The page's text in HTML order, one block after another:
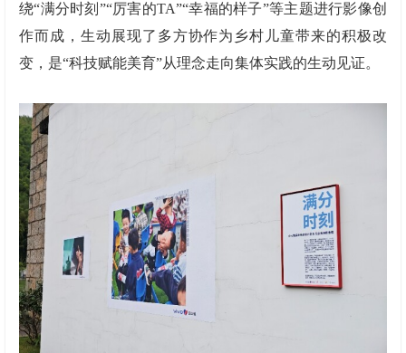
绕“满分时刻”“厉害的TA”“幸福的样子”等主题进行影像创
作而成，生动展现了多方协作为乡村儿童带来的积极改
变，是“科技赋能美育”从理念走向集体实践的生动见证。